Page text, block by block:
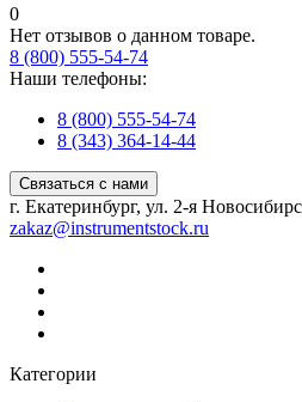
0
Нет отзывов о данном товаре.
8 (800) 555-54-74
Наши телефоны:
8 (800) 555-54-74
8 (343) 364-14-44
Связаться с нами
г. Екатеринбург, ул. 2-я
zakaz@instrumentstock.ru
Категории